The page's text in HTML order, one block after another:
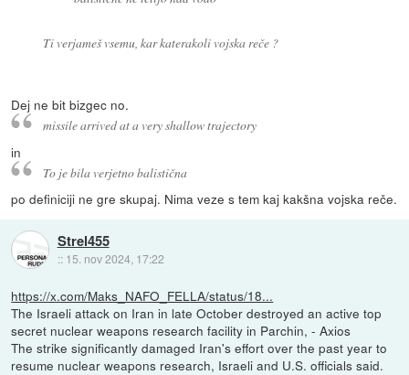
Ti verjameš vsemu, kar katerakoli vojska reče ?
Dej ne bit bizgec no.
missile arrived at a very shallow trajectory
in
To je bila verjetno balistična
po definiciji ne gre skupaj. Nima veze s tem kaj kakšna vojska reče.
Strel455
:: 15. nov 2024, 17:22
https://x.com/Maks_NAFO_FELLA/status/18...
The Israeli attack on Iran in late October destroyed an active top
secret nuclear weapons research facility in Parchin, - Axios
The strike significantly damaged Iran's effort over the past year to
resume nuclear weapons research, Israeli and U.S. officials said.